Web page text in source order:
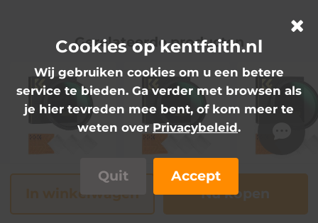
bezorgd vóór 12
augustus
Gerelateerde producten
Filter 58mm
ND2-ND32 (1-5
Variabel ND
Filter 62mm
ND2-ND32 (1-5
Filter 72mm
ND2-ND32
45,99€
In winkelwagen Nu kopen
Cookies op kentfaith.nl
Wij gebruiken cookies om u een betere
service te bieden. Ga verder met browsen als
je hier tevreden mee bent, of kom meer te
weten over Privacybeleid.
Quit Accept